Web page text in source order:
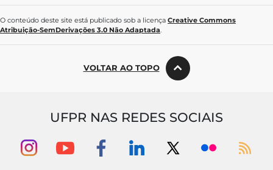
O conteúdo deste site está publicado sob a licença Creative Commons
Atribuição-SemDerivações 3.0 Não Adaptada.
VOLTAR AO TOPO
UFPR NAS REDES SOCIAIS